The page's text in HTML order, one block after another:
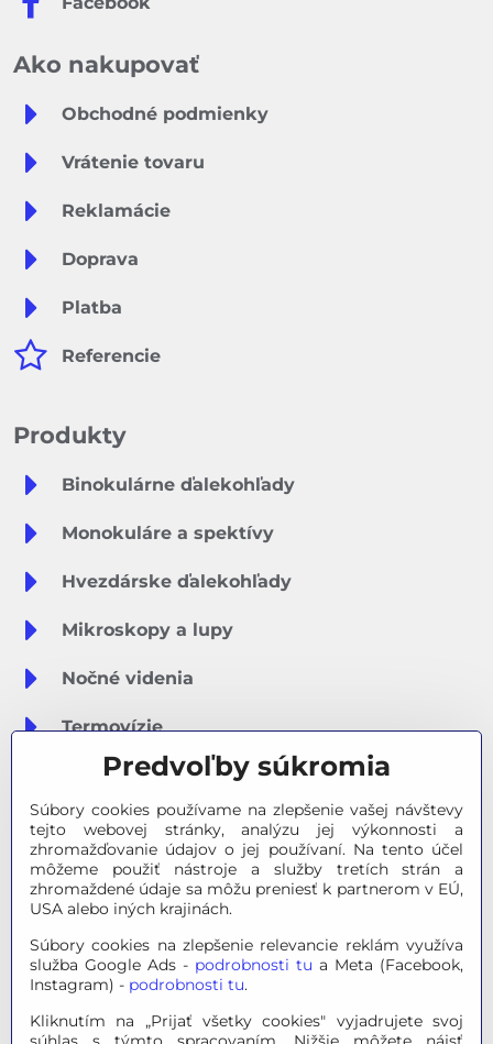
Ako nakupovať
Obchodné podmienky
Vrátenie tovaru
Reklamácie
Doprava
Platba
Referencie
Produkty
Binokulárne ďalekohľady
Monokuláre a spektívy
Hvezdárske ďalekohľady
Mikroskopy a lupy
Nočné videnia
Termovízie
Meteostanice
Značky
Výpredaj
Tipy na darčeky
Poradňa - Ako si vybrať
Predvoľby súkromia
Súbory cookies používame na zlepšenie vašej návštevy
tejto webovej stránky, analýzu jej výkonnosti a
zhromažďovanie údajov o jej používaní. Na tento účel
môžeme použiť nástroje a služby tretích strán a
zhromaždené údaje sa môžu preniesť k partnerom v EÚ,
USA alebo iných krajinách.
Súbory cookies na zlepšenie relevancie reklám využíva
služba Google Ads - podrobnosti tu a Meta (Facebook,
Instagram) - podrobnosti tu.
Kliknutím na „Prijať všetky cookies" vyjadrujete svoj